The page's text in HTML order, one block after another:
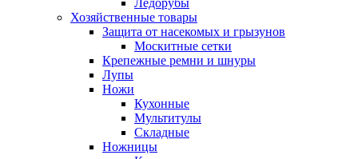
Ледорубы
Хозяйственные товары
Защита от насекомых и грызунов
Москитные сетки
Крепежные ремни и шнуры
Лупы
Ножи
Кухонные
Мультитулы
Складные
Ножницы